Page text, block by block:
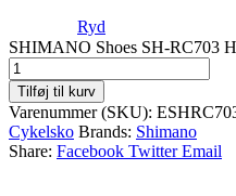
Ryd
SHIMANO Shoes SH-RC703
Tilføj til kurv
Varenummer (SKU):
Cykelsko Brands: Shimano
Share: Facebook Twitter Email